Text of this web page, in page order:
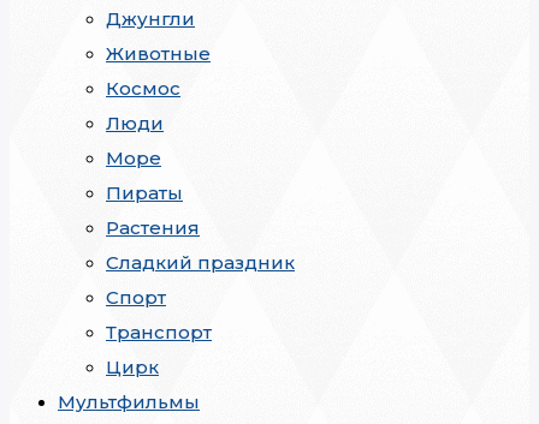
Джунгли
Животные
Космос
Люди
Море
Пираты
Растения
Сладкий праздник
Спорт
Транспорт
Цирк
Мультфильмы